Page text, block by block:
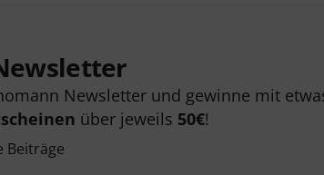
Newsletter und gewinne mit
über jeweils 50€!
Beiträge